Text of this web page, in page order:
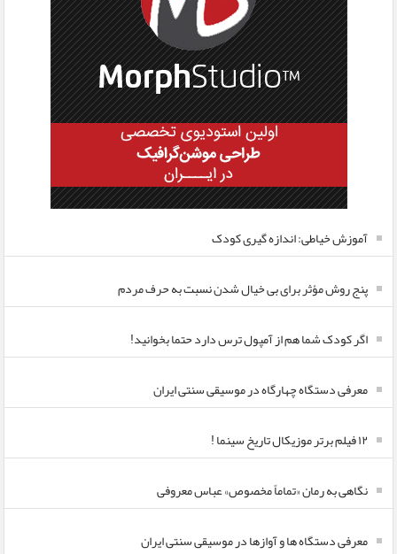
آموزش خیاطی: اندازه گیری کودک
پنج روش مؤثر برای بی خیال شدن نسبت به حرف مردم
اگر کودک شما هم از آمپول ترس دارد حتما بخوانید!
معرفی دستگاه چهارگاه در موسیقی سنتی ایران
۱۲ فیلم برتر موزیکال تاریخ سینما !
نگاهی به رمان «تماماً مخصوص» عباس معروفی
معرفی دستگاه ها و آوازها در موسیقی سنتی ایران